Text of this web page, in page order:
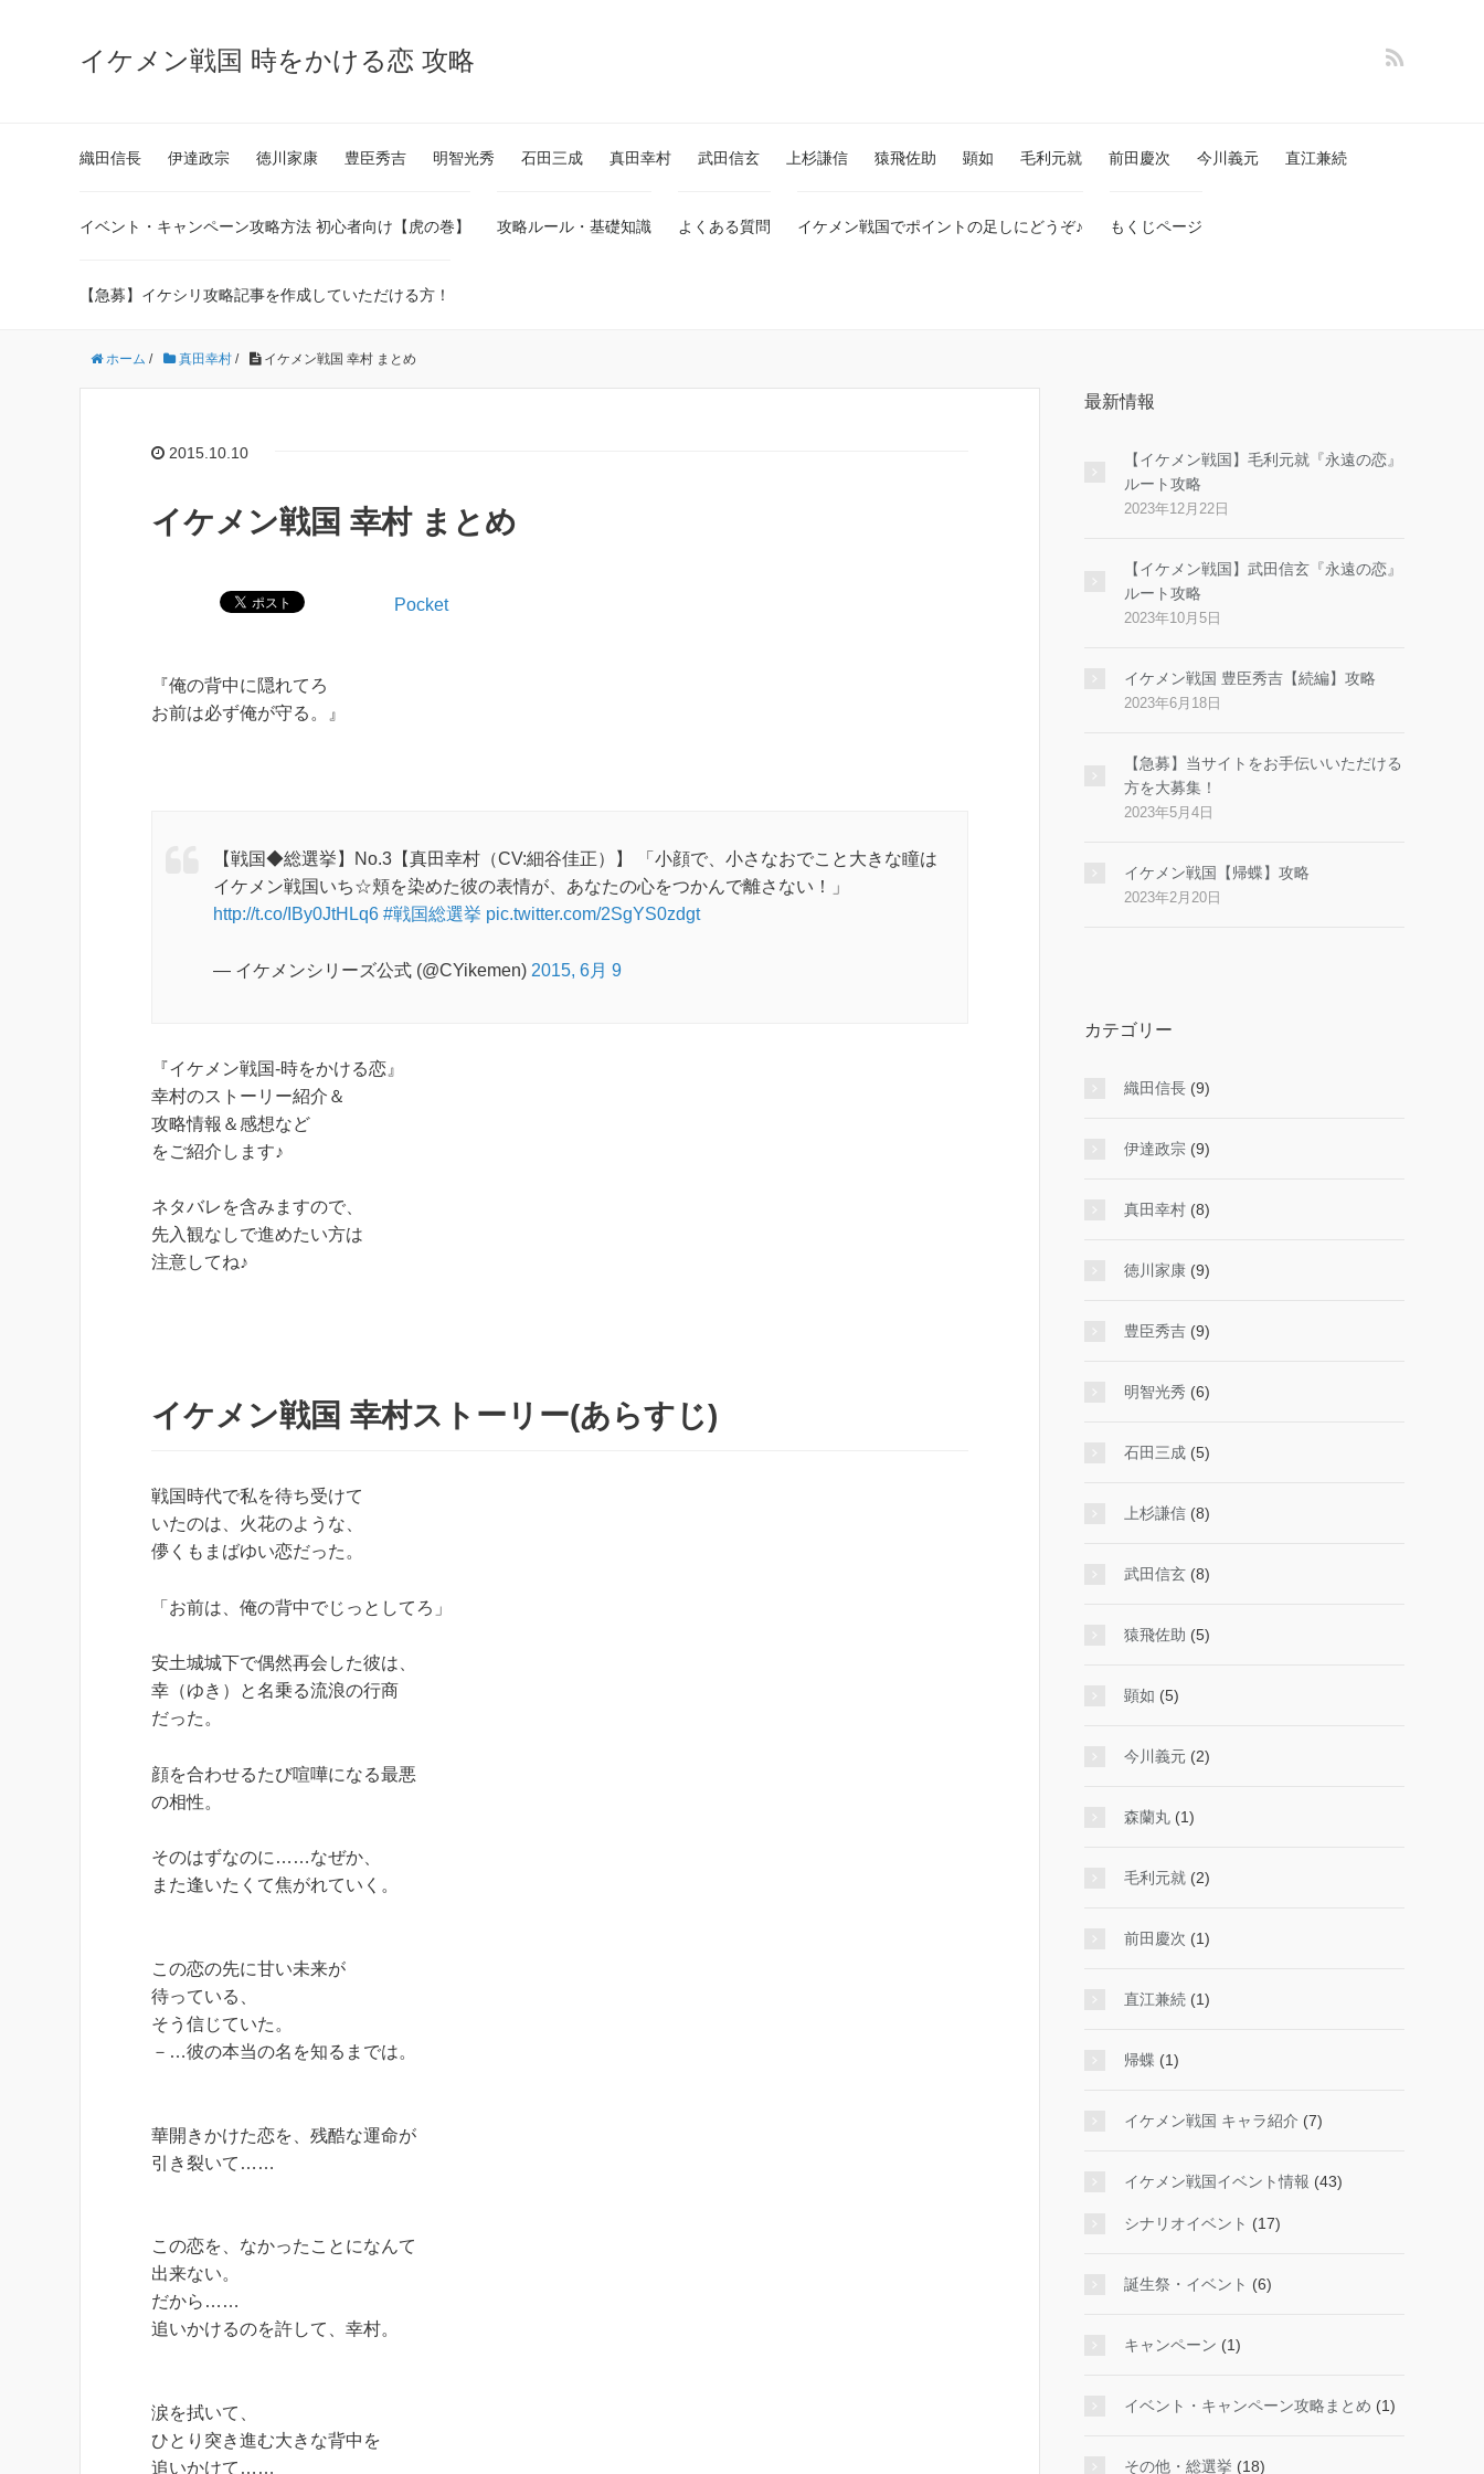
イケメン戦国 時をかける恋 攻略
織田信長 伊達政宗 徳川家康 豊臣秀吉 明智光秀 石田三成 真田幸村 武田信玄 上杉謙信 猿飛佐助 顕如 毛利元就 前田慶次 今川義元 直江兼続
イベント・キャンペーン攻略方法 初心者向け【虎の巻】 攻略ルール・基礎知識 よくある質問 イケメン戦国でポイントの足しにどうぞ♪ もくじページ
【急募】イケシリ攻略記事を作成していただける方！
ホーム / 真田幸村 / イケメン戦国 幸村 まとめ
2015.10.10
イケメン戦国 幸村 まとめ
Pocket
『俺の背中に隠れてろ
お前は必ず俺が守る。』
【戦国◆総選挙】No.3【真田幸村（CV:細谷佳正）】 「小顔で、小さなおでこと大きな瞳は
イケメン戦国いち☆頬を染めた彼の表情が、あなたの心をつかんで離さない！」
http://t.co/IBy0JtHLq6 #戦国総選挙 pic.twitter.com/2SgYS0zdgt
— イケメンシリーズ公式 (@CYikemen) 2015, 6月 9
『イケメン戦国-時をかける恋』
幸村のストーリー紹介＆
攻略情報＆感想など
をご紹介します♪
ネタバレを含みますので、
先入観なしで進めたい方は
注意してね♪
イケメン戦国 幸村ストーリー(あらすじ)
戦国時代で私を待ち受けて
いたのは、火花のような、
儚くもまばゆい恋だった。
「お前は、俺の背中でじっとしてろ」
安土城城下で偶然再会した彼は、
幸（ゆき）と名乗る流浪の行商
だった。
顔を合わせるたび喧嘩になる最悪
の相性。
そのはずなのに……なぜか、
また逢いたくて焦がれていく。
この恋の先に甘い未来が
待っている、
そう信じていた。
－…彼の本当の名を知るまでは。
華開きかけた恋を、残酷な運命が
引き裂いて……
この恋を、なかったことになんて
出来ない。
だから……
追いかけるのを許して、幸村。
涙を拭いて、
ひとり突き進む大きな背中を
追いかけて……
最新情報
【イケメン戦国】毛利元就『永遠の恋』
ルート攻略
2023年12月22日
【イケメン戦国】武田信玄『永遠の恋』
ルート攻略
2023年10月5日
イケメン戦国 豊臣秀吉【続編】攻略
2023年6月18日
【急募】当サイトをお手伝いいただける
方を大募集！
2023年5月4日
イケメン戦国【帰蝶】攻略
2023年2月20日
カテゴリー
織田信長 (9)
伊達政宗 (9)
真田幸村 (8)
徳川家康 (9)
豊臣秀吉 (9)
明智光秀 (6)
石田三成 (5)
上杉謙信 (8)
武田信玄 (8)
猿飛佐助 (5)
顕如 (5)
今川義元 (2)
森蘭丸 (1)
毛利元就 (2)
前田慶次 (1)
直江兼続 (1)
帰蝶 (1)
イケメン戦国 キャラ紹介 (7)
イケメン戦国イベント情報 (43)
シナリオイベント (17)
誕生祭・イベント (6)
キャンペーン (1)
イベント・キャンペーン攻略まとめ (1)
その他・総選挙 (18)